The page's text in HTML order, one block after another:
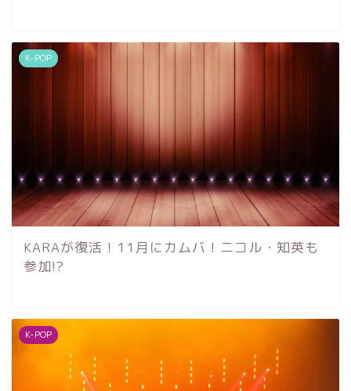
K-POP
KARAが復活！11月にカムバ！ニコル・知英も
参加!?
K-POP